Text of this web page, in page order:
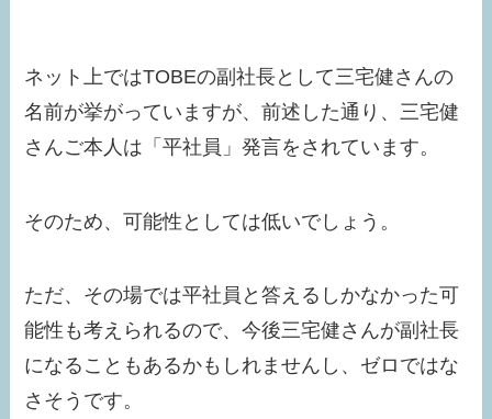
ネット上ではTOBEの副社長として三宅健さんの
名前が挙がっていますが、前述した通り、三宅健
さんご本人は「平社員」発言をされています。
そのため、可能性としては低いでしょう。
ただ、その場では平社員と答えるしかなかった可
能性も考えられるので、今後三宅健さんが副社長
になることもあるかもしれませんし、ゼロではな
さそうです。